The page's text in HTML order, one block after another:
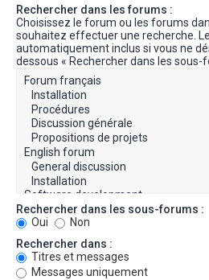
Rechercher dans les forums :
Choisissez le forum ou les forums
souhaitez effectuer une recherche.
automatiquement inclus si vous ne
dessous « Rechercher dans les sous-
Rechercher dans les sous-forums :
Oui
Non
Rechercher dans :
Titres et messages
Messages uniquement